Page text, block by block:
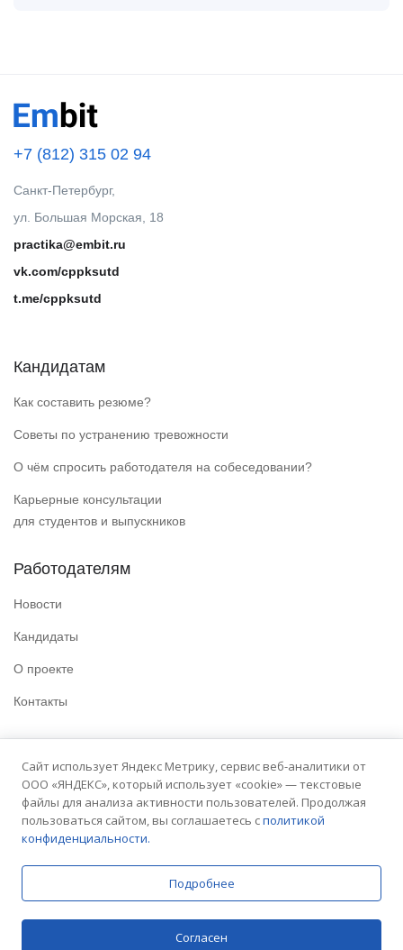
+7 (812) 315 02 94
Санкт-Петербург,
ул. Большая Морская, 18
practika@embit.ru
vk.com/cppksutd
t.me/cppksutd
Кандидатам
Как составить резюме?
Советы по устранению тревожности
О чём спросить работодателя на собеседовании?
Карьерные консультации
для студентов и выпускников
Работодателям
Новости
Кандидаты
О проекте
Контакты
Политика конфиденциальности
Условия использования
Сайт университета
© 2025 Embit. Все права защищены.
Сайт использует Яндекс Метрику, сервис веб-аналитики от
ООО «ЯНДЕКС», который использует «cookie» — текстовые
файлы для анализа активности пользователей. Продолжая
пользоваться сайтом, вы соглашаетесь сполитикой
конфиденциальности.
Подробнее
Согласен